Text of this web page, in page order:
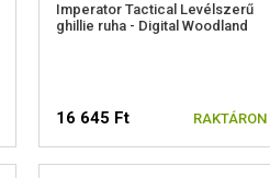
Imperator Tactical Levélszerű
ghillie ruha - Digital Woodland
16 645 Ft RAKTÁRON